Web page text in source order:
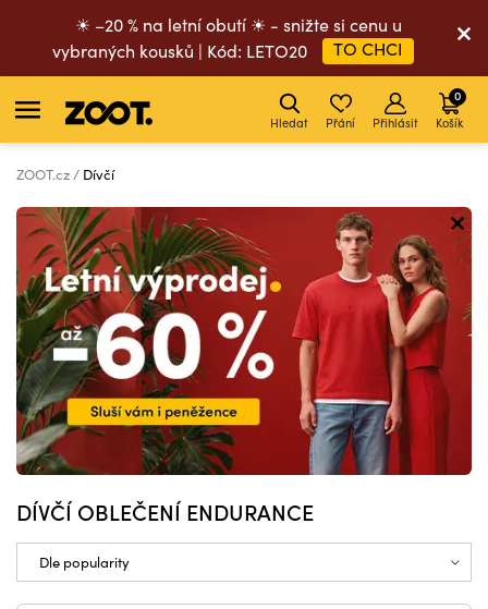
☀ –20 % na letní obutí ☀ - snižte si cenu u
vybraných kousků | Kód: LETO20
TO CHCI
Hledat Přání Přihlásit Košík
0
ZOOT.cz Dívčí
DÍVČÍ OBLEČENÍ ENDURANCE